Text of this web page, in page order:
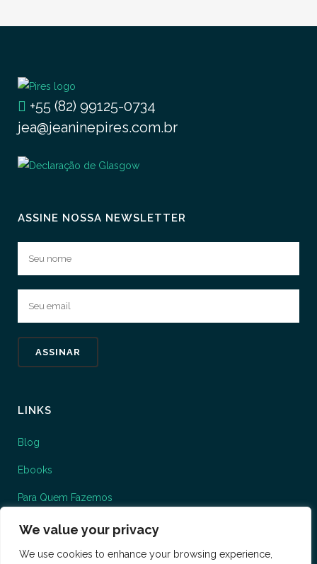
We value your privacy
We use cookies to enhance your browsing experience,
+55 (82) 99125-0734
jea@jeaninepires.com.br
ASSINE NOSSA NEWSLETTER
LINKS
Blog
Ebooks
Para Quem Fazemos
O que fazemos